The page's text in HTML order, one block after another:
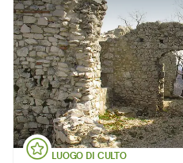
LUOGO DI CULTO